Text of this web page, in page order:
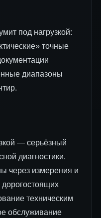
под нагрузкой:
точные
диапазоны
— серьёзный
диагностики.
через измерения и
техническим
обслуживание